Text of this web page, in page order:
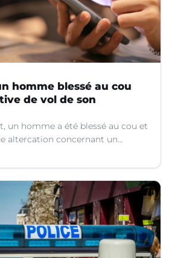
homme blessé au cou
de vol de son
un homme a été blessé au cou et
altercation concernant un
Montpellier (Hérault).